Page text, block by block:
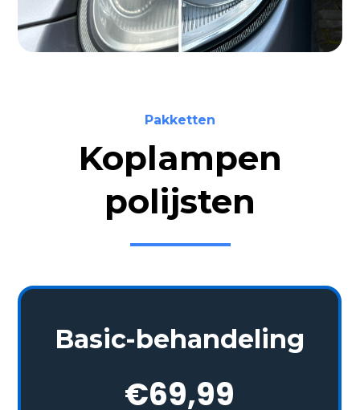
Pakketten
Koplampen
polijsten
Basic-behandeling
€69,99